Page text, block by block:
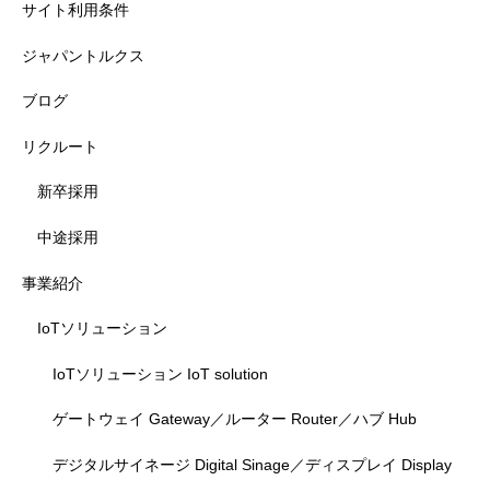
サイト利用条件
ジャパントルクス
ブログ
リクルート
新卒採用
中途採用
事業紹介
IoTソリューション
IoTソリューション IoT solution
ゲートウェイ Gateway／ルーター Router／ハブ Hub
デジタルサイネージ Digital Sinage／ディスプレイ Display